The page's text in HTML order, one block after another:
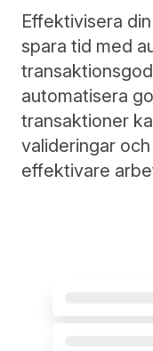
Effektivisera
spara tid med
automatisera
transaktioner
valideringar
effektivare